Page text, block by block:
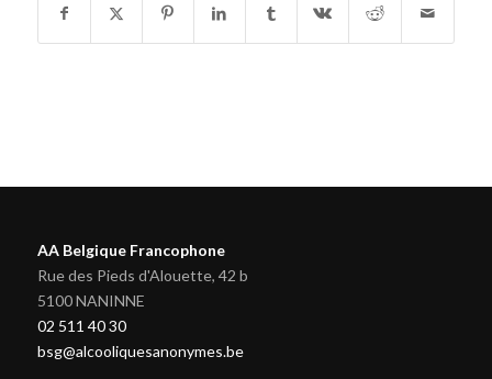
AA Belgique Francophone
Rue des Pieds d'Alouette, 42 b
5100 NANINNE
02 511 40 30
bsg@alcooliquesanonymes.be